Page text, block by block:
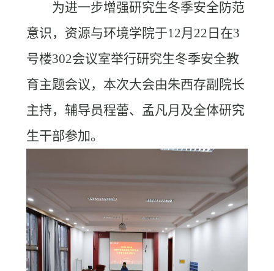
为进一步增强研究生冬季安全防范
意识，资源与环境学院于12月 22 日在3
号楼302会议室举行研究生冬季安全教
育主题会议，本次大会由朱西存副院长
主持，辅导员程蕾、孟凡月及全体研究
生干部参加。